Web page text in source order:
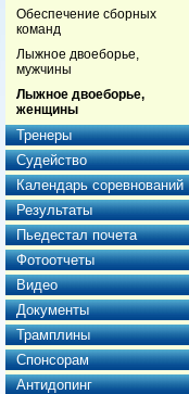
Обеспечение сборных
команд
Лыжное двоеборье,
мужчины
Лыжное двоеборье,
женщины
Тренеры
Судейство
Календарь соревнований
Результаты
Пьедестал почета
Фотоотчеты
Видео
Документы
Трамплины
Спонсорам
Антидопинг